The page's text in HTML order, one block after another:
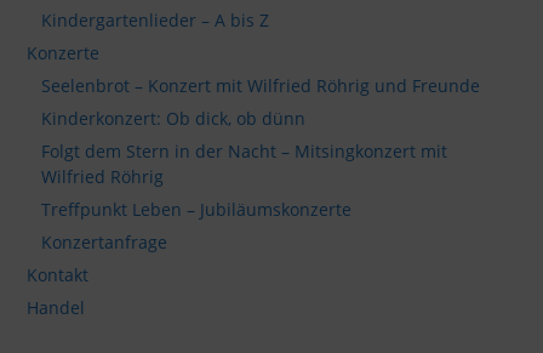
Kindergartenlieder – A bis Z
Konzerte
Seelenbrot – Konzert mit Wilfried Röhrig und Freunde
Kinderkonzert: Ob dick, ob dünn
Folgt dem Stern in der Nacht – Mitsingkonzert mit
Wilfried Röhrig
Treffpunkt Leben – Jubiläumskonzerte
Konzertanfrage
Kontakt
Handel